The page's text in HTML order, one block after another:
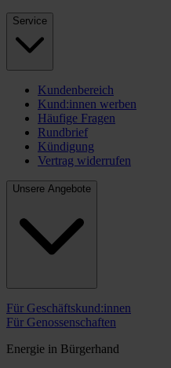
Service
Kundenbereich
Kund:innen werben
Häufige Fragen
Rundbrief
Kündigung
Vertrag widerrufen
Unsere Angebote
Für Geschäftskund:innen
Für Genossenschaften
Energie in Bürgerhand